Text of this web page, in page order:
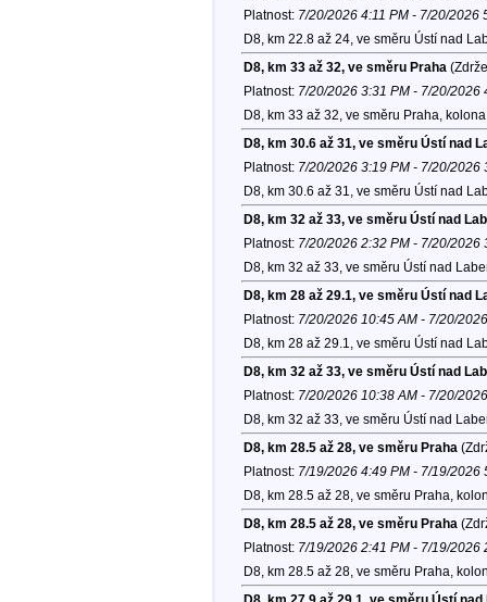
Platnost: 7/20/2026 4:11 PM - 7/20/2026
D8, km 22.8 až 24, ve směru Ústí nad
D8, km 33 až 32, ve směru Praha
Platnost: 7/20/2026 3:31 PM - 7/20/2026
D8, km 33 až 32, ve směru Praha,
D8, km 30.6 až 31, ve směru Ústí nad
Platnost: 7/20/2026 3:19 PM - 7/20/2026
D8, km 30.6 až 31, ve směru Ústí nad
D8, km 32 až 33, ve směru Ústí nad
Platnost: 7/20/2026 2:32 PM - 7/20/2026
D8, km 32 až 33, ve směru Ústí nad
D8, km 28 až 29.1, ve směru Ústí nad
Platnost: 7/20/2026 10:45 AM - 7/20/
D8, km 28 až 29.1, ve směru Ústí nad
D8, km 32 až 33, ve směru Ústí nad
Platnost: 7/20/2026 10:38 AM - 7/20/
D8, km 32 až 33, ve směru Ústí nad
D8, km 28.5 až 28, ve směru Praha
Platnost: 7/19/2026 4:49 PM - 7/19/2026
D8, km 28.5 až 28, ve směru Praha,
D8, km 28.5 až 28, ve směru Praha
Platnost: 7/19/2026 2:41 PM - 7/19/2026
D8, km 28.5 až 28, ve směru Praha,